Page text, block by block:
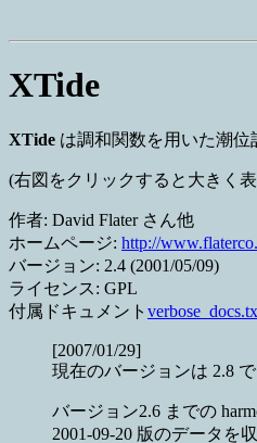
XTide
XTide は調和関数を用いた潮位
(右図をクリックすると大きく
作者: David Flater さん他
ホームページ: http://
バージョン: 2.4 (2001/05/09)
ライセンス: GPL
付属ドキュメント
[2007/01/29]
現在のバージョンは 2.8
バージョン2.6 までの
2001-09-20 版のデータを